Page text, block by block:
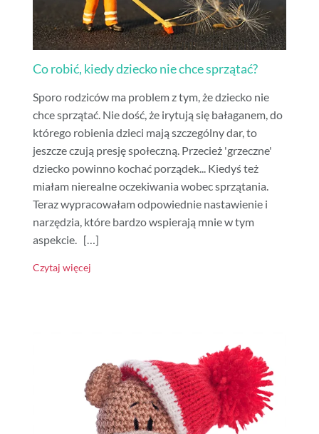
Co robić, kiedy dziecko nie chce sprzątać?
Sporo rodziców ma problem z tym, że dziecko nie
chce sprzątać. Nie dość, że irytują się bałaganem, do
którego robienia dzieci mają szczególny dar, to
jeszcze czują presję społeczną. Przecież 'grzeczne'
dziecko powinno kochać porządek... Kiedyś też
miałam nierealne oczekiwania wobec sprzątania.
Teraz wypracowałam odpowiednie nastawienie i
narzędzia, które bardzo wspierają mnie w tym
aspekcie. […]
Czytaj więcej